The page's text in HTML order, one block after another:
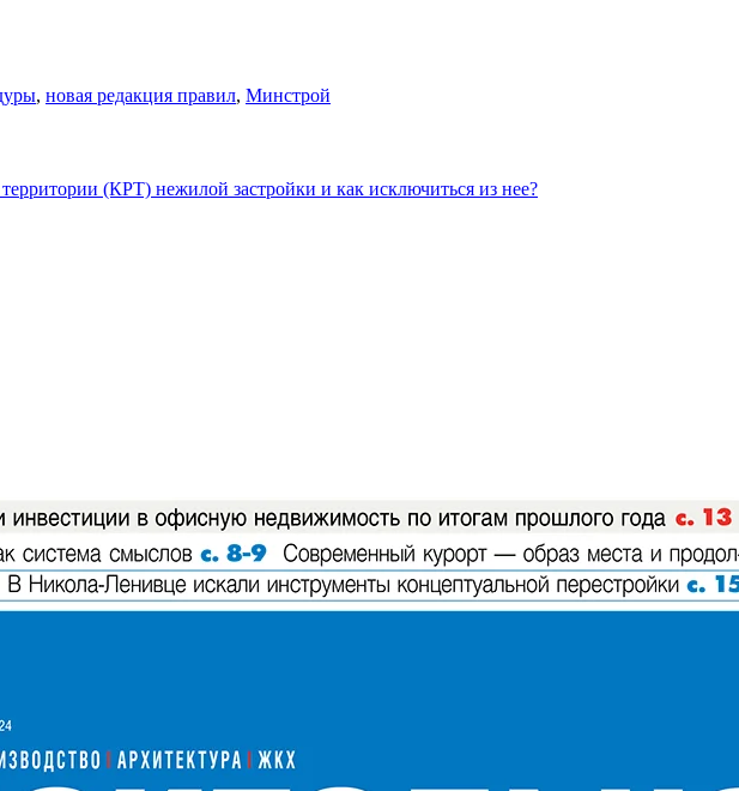
, новая редакция правил, Минстрой
(КРТ) нежилой застройки и как исключиться из нее?